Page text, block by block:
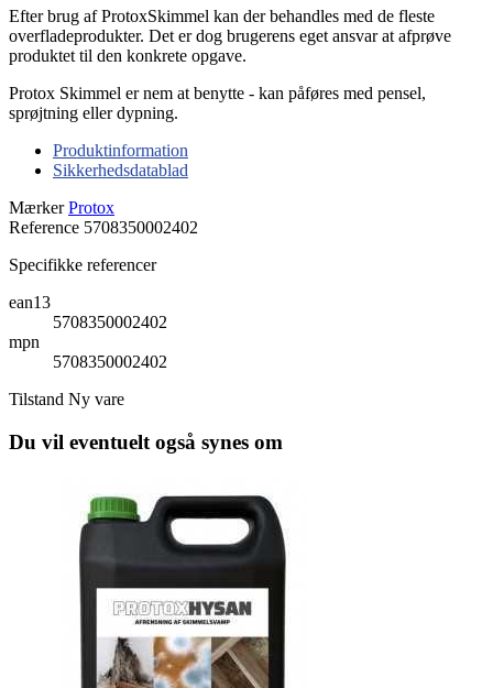
Efter brug af ProtoxSkimmel kan der behandles med de fleste
overfladeprodukter. Det er dog brugerens eget ansvar at afprøve
produktet til den konkrete opgave.
Protox Skimmel er nem at benytte - kan påføres med pensel,
sprøjtning eller dypning.
Produktinformation
Sikkerhedsdatablad
Mærker Protox
Reference 5708350002402
Specifikke referencer
ean13
5708350002402
mpn
5708350002402
Tilstand Ny vare
Du vil eventuelt også synes om